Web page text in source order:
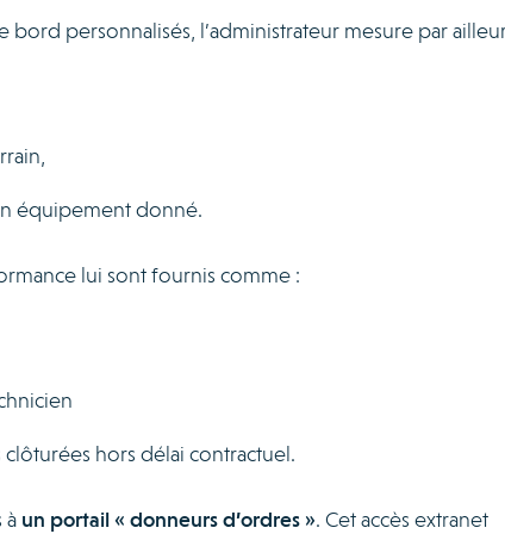
bord personnalisés, l’administrateur mesure par
équipement donné.
lui sont fournis comme :
hors délai contractuel.
à un portail « donneurs d’ordres ». Cet accès extranet